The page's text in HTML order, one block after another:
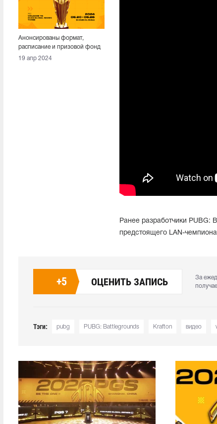
Анонсированы формат,
расписание и призовой фонд
PGS3. NAVI и Twisted Minds
19 апр 2024
Ранее разработчики PUBG:
предстоящего LAN-
+5 ОЦЕНИТЬ ЗАПИСЬ
За
Тэги: pubg PUBG: Battlegrounds Krafton видео